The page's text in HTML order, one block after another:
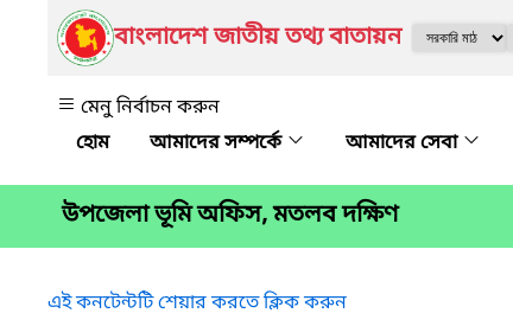
বাংলাদেশ জাতীয় তথ্য বাতায়ন
মেনু নির্বাচন করুন
আমাদের সম্পর্কে
আমাদের সেবা
উপজেলা ভূমি অফিস, মতলব দক্ষিণ
এই কনটেন্টটি শেয়ার করতে ক্লিক করুন